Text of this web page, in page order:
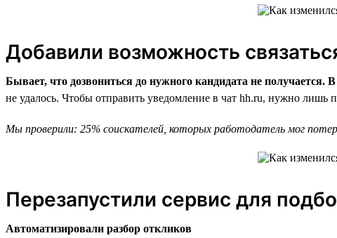
Добавили возможность
Бывает, что дозвониться до нужного кандидата не получается.
не удалось. Чтобы отправить уведомление в чат hh.ru, нужно лишь
Мы проверили: 25% соискателей, которых работодатель мог
Перезапустили сервис для
Автоматизировали разбор откликов